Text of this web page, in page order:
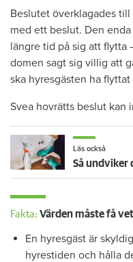
Beslutet överklagades till
med ett beslut. Den
längre tid på sig att flytta
domen sagt sig villig att
ska hyresgästen ha flyttat
Svea hovrätts beslut kan
Läs också
Fakta: Värden måste få
En hyresgäst är
hyrestiden och hålla